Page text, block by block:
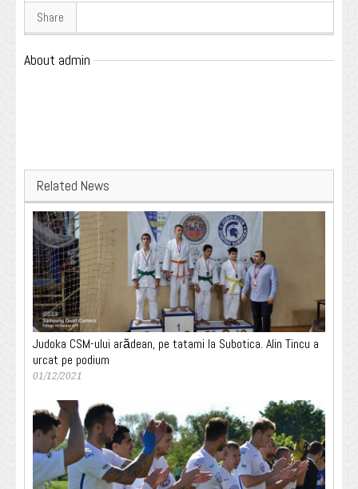
Share
About admin
Related News
Judoka CSM-ului arădean, pe tatami la Subotica. Alin Tincu a
urcat pe podium
01/12/2021